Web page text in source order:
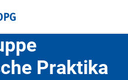
Praktika